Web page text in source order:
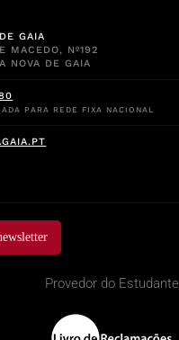
GAIA
MACEDO, Nº192
NOVA DE GAIA
PARA REDE FIXA NACIONAL
Provedor do Estudante